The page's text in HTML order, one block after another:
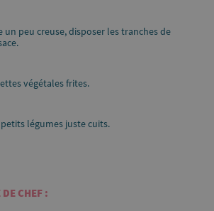
un peu creuse, disposer les tranches de
végétales frites.
légumes juste cuits.
CHEF :